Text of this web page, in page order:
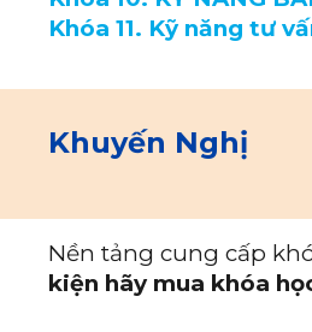
Khóa 11. Kỹ năng tư
Khuyến Nghị
Nền tảng cung cấp
kiện hãy mua khóa